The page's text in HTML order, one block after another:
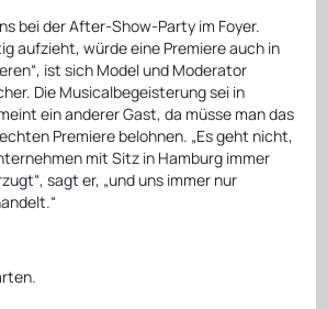
bei der After-Show-Party im Foyer.
aufzieht, würde eine Premiere auch in
ist sich Model und Moderator
Die Musicalbegeisterung sei in
ein anderer Gast, da müsse man das
Premiere belohnen. „Es geht nicht,
mit Sitz in Hamburg immer
sagt er, „und uns immer nur